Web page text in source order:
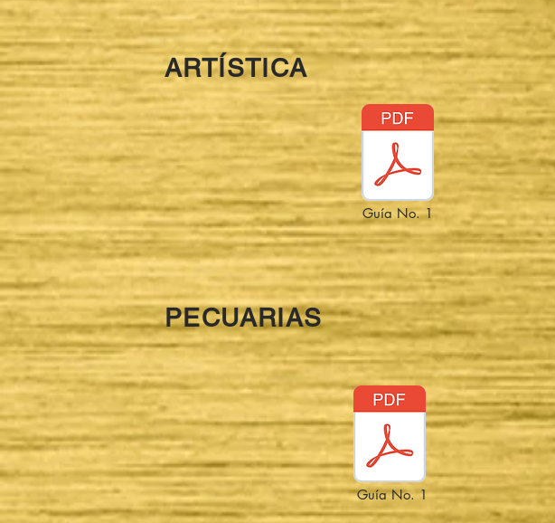
ARTÍSTICA
Guía No. 1
PECUARIAS
Guía No. 1